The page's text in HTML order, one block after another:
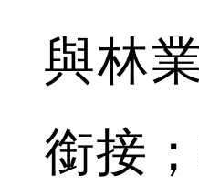
與林
銜接